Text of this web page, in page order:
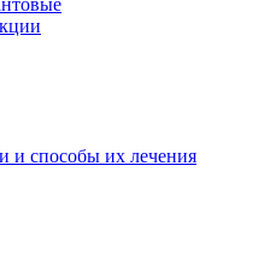
и способы их лечения